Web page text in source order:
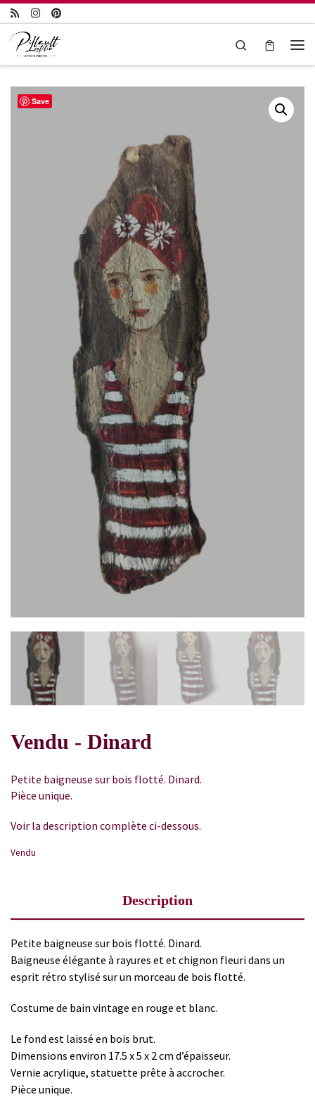
Passer au contenu
Search
Save
Vendu - Dinard
Petite baigneuse sur bois flotté. Dinard.
Pièce unique.
Voir la description complète ci-dessous.
Vendu
Description
Petite baigneuse sur bois flotté. Dinard.
Baigneuse élégante à rayures et et chignon fleuri dans un
esprit rétro stylisé sur un morceau de bois flotté.
Costume de bain vintage en rouge et blanc.
Le fond est laissé en bois brut.
Dimensions environ 17.5 x 5 x 2 cm d’épaisseur.
Vernie acrylique, statuette prête à accrocher.
Pièce unique.